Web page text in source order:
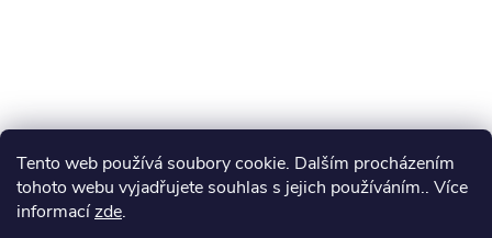
Tento web používá soubory cookie. Dalším procházením
tohoto webu vyjadřujete souhlas s jejich používáním.. Více
informacízde.